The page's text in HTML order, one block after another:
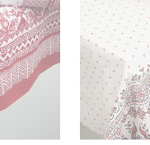
на узкие